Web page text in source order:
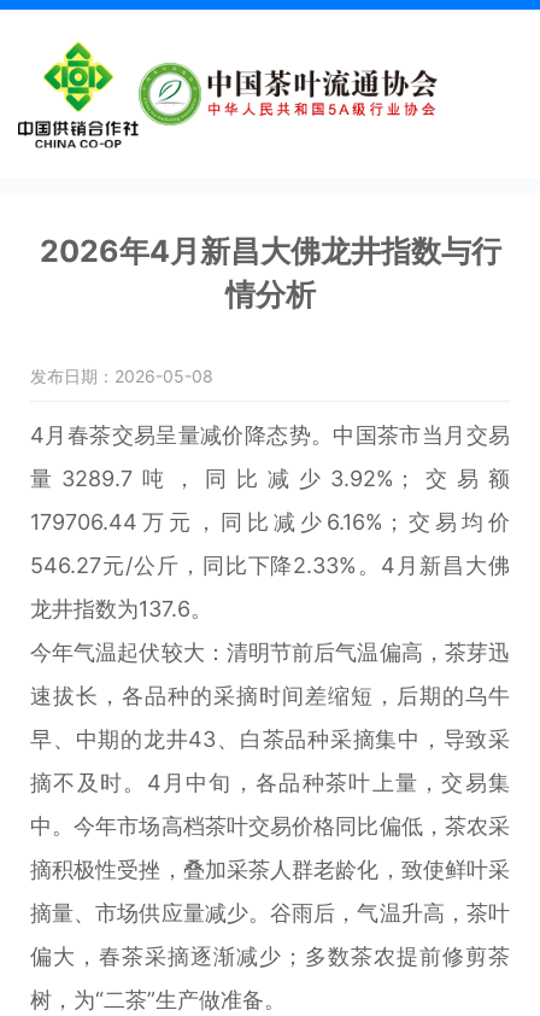
2026年4月新昌大佛龙井指数与行
情分析
发布日期：2026-05-08
4月春茶交易呈量减价降态势。中国茶市当月交易
量3289.7吨，同比减少3.92%；交易额
179706.44万元，同比减少6.16%；交易均价
546.27元/公斤，同比下降2.33%。4月新昌大佛
龙井指数为137.6。
今年气温起伏较大：清明节前后气温偏高，茶芽迅
速拔长，各品种的采摘时间差缩短，后期的乌牛
早、中期的龙井43、白茶品种采摘集中，导致采
摘不及时。4月中旬，各品种茶叶上量，交易集
中。今年市场高档茶叶交易价格同比偏低，茶农采
摘积极性受挫，叠加采茶人群老龄化，致使鲜叶采
摘量、市场供应量减少。谷雨后，气温升高，茶叶
偏大，春茶采摘逐渐减少；多数茶农提前修剪茶
树，为“二茶”生产做准备。